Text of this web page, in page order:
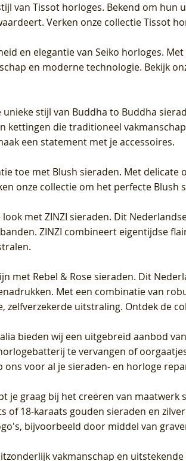
van Tissot horloges. Bekend om
Verken onze collectie Tissot
en elegantie van Seiko horloges.
en moderne technologie. Bekijk
unieke stijl van Buddha to Buddha
die traditioneel
een statement met je accessoires.
toe met Blush sieraden. Met
onze collectie om het perfecte Blush
met ZINZI sieraden. Dit
ZINZI combineert eigentijdse
met Rebel & Rose sieraden. Dit
Met een combinatie van
uitstraling. Ontdek de
bieden wij een uitgebreid aanbod
te vervangen of
voor al je sieraden- en horloge
je graag bij het creëren van
18-karaats gouden sieraden en
bijvoorbeeld door middel van
vakmanschap en uitstekende